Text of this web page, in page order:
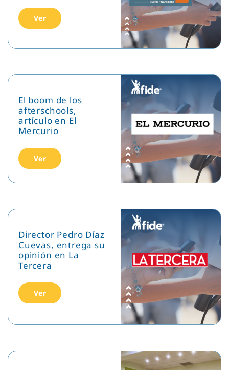
Ver
El boom de los
afterschools,
artículo en El
Mercurio
Ver
Director Pedro Díaz
Cuevas, entrega su
opinión en La
Tercera
Ver